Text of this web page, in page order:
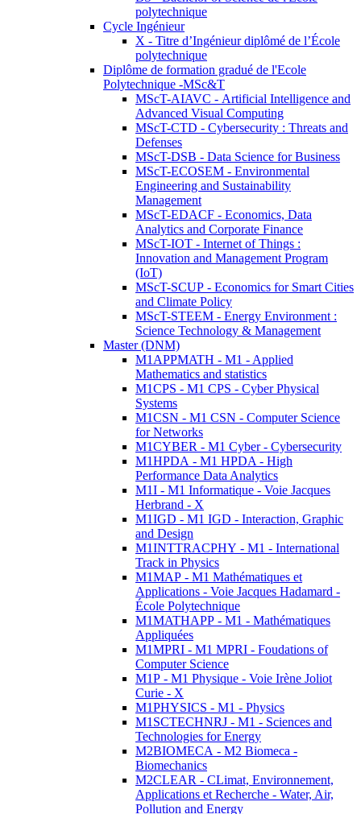
polytechnique
Cycle Ingénieur
X - Titre d’Ingénieur diplômé de l’École
polytechnique
Diplôme de formation gradué de l'Ecole
Polytechnique -MSc&T
MScT-AIAVC - Artificial Intelligence and
Advanced Visual Computing
MScT-CTD - Cybersecurity : Threats and
Defenses
MScT-DSB - Data Science for Business
MScT-ECOSEM - Environmental
Engineering and Sustainability
Management
MScT-EDACF - Economics, Data
Analytics and Corporate Finance
MScT-IOT - Internet of Things :
Innovation and Management Program
(IoT)
MScT-SCUP - Economics for Smart Cities
and Climate Policy
MScT-STEEM - Energy Environment :
Science Technology & Management
Master (DNM)
M1APPMATH - M1 - Applied
Mathematics and statistics
M1CPS - M1 CPS - Cyber Physical
Systems
M1CSN - M1 CSN - Computer Science
for Networks
M1CYBER - M1 Cyber - Cybersecurity
M1HPDA - M1 HPDA - High
Performance Data Analytics
M1I - M1 Informatique - Voie Jacques
Herbrand - X
M1IGD - M1 IGD - Interaction, Graphic
and Design
M1INTTRACPHY - M1 - International
Track in Physics
M1MAP - M1 Mathématiques et
Applications - Voie Jacques Hadamard -
École Polytechnique
M1MATHAPP - M1 - Mathématiques
Appliquées
M1MPRI - M1 MPRI - Foudations of
Computer Science
M1P - M1 Physique - Voie Irène Joliot
Curie - X
M1PHYSICS - M1 - Physics
M1SCTECHNRJ - M1 - Sciences and
Technologies for Energy
M2BIOMECA - M2 Biomeca -
Biomechanics
M2CLEAR - CLimat, Environnement,
Applications et Recherche - Water, Air,
Pollution and Energy